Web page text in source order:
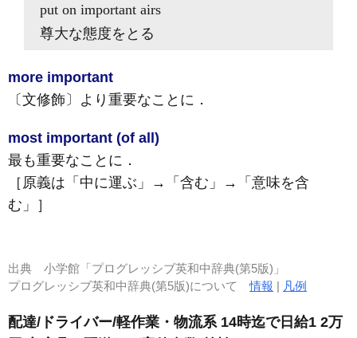
put on important airs
尊大な態度をとる
more important
〔文修飾〕より重要なことに ．
most important (of all)
最も重要なことに ．
［原義は「中に運ぶ」→「含む」→「意味を含
む」］
出典 小学館「プログレッシブ英和中辞典(第5版)」
プログレッシブ英和中辞典(第5版)について情報 | 凡例
配達/ドライバー/軽作業・物流系 14時迄で日給1 2万